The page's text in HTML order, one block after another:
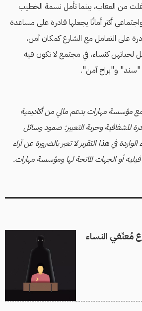
من العقاب، بينما تأمل نسمة الخطيب
أكثر أمانًا يجعلها قادرة على مساعدة
على التعامل مع الشارع كمكان آمن،
كنساء، في مجتمع لا تكون فيه
"سند" و"براح آمن".
مع مؤسسة مهارات بدعم مالي من أكاديمية
للشفافية وحرية التعبير: صمود وسائل
الواردة في هذا التقرير لا تعبر بالضرورة عن آراء
أو الجهات المانحة لها ومؤسسة مهارات.
مُعنّفي النساء